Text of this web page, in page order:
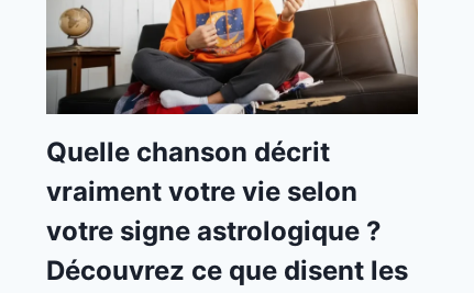
Quelle chanson décrit
vraiment votre vie selon
votre signe astrologique ?
Découvrez ce que disent les